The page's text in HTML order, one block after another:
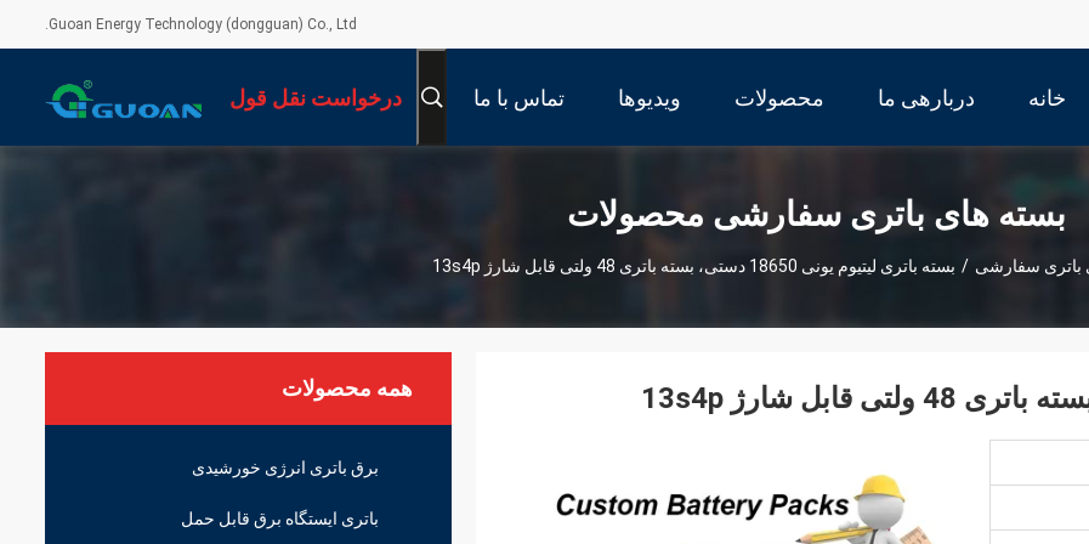
Guoan Energy Technology (dongguan) Co., Ltd.
خانه دربارهی ما محصولات ویدیوها تماس با ما درخواست نقل قول
بسته های باتری سفارشی محصولات
باتری سفارشی / بسته باتری لیتیوم یونی 18650 دستی، بسته باتری 48 ولتی قابل شارژ 13s4p
همه محصولات
برق باتری انرژی خورشیدی
باتری ایستگاه برق قابل حمل